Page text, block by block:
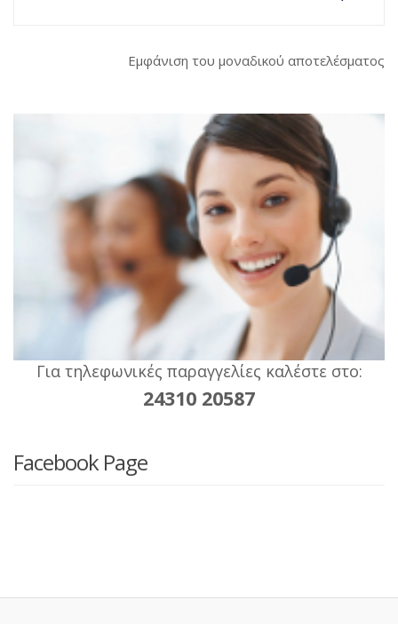
Εμφάνιση του μοναδικού αποτελέσματος
Για τηλεφωνικές παραγγελίες καλέστε στο:
24310 20587
Facebook Page